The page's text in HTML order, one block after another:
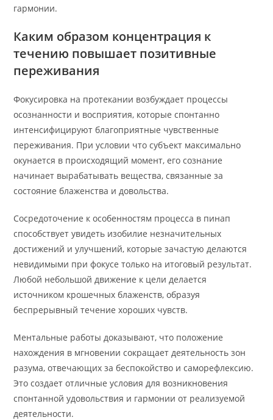
гармонии.
Каким образом концентрация к
течению повышает позитивные
переживания
Фокусировка на протекании возбуждает процессы
осознанности и восприятия, которые спонтанно
интенсифицируют благоприятные чувственные
переживания. При условии что субъект максимально
окунается в происходящий момент, его сознание
начинает вырабатывать вещества, связанные за
состояние блаженства и довольства.
Сосредоточение к особенностям процесса в пинап
способствует увидеть изобилие незначительных
достижений и улучшений, которые зачастую делаются
невидимыми при фокусе только на итоговый результат.
Любой небольшой движение к цели делается
источником крошечных блаженств, образуя
беспрерывный течение хороших чувств.
Ментальные работы доказывают, что положение
нахождения в мгновении сокращает деятельность зон
разума, отвечающих за беспокойство и саморефлексию.
Это создает отличные условия для возникновения
спонтанной удовольствия и гармонии от реализуемой
деятельности.